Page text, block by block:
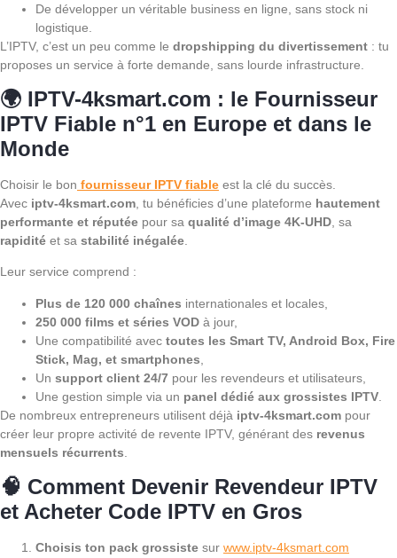
De développer un véritable business en ligne, sans stock ni
logistique.
L’IPTV, c’est un peu comme le dropshipping du divertissement : tu
proposes un service à forte demande, sans lourde infrastructure.
🌍 IPTV-4ksmart.com : le Fournisseur
IPTV Fiable n°1 en Europe et dans le
Monde
Choisir le bon fournisseur IPTV fiable est la clé du succès.
Avec iptv-4ksmart.com , tu bénéficies d’une plateforme hautement
performante et réputée pour sa qualité d’image 4K-UHD , sa
rapidité et sa stabilité inégalée
Leur service comprend :
Plus de 120 000 chaînes internationales et locales,
250 000 films et séries VOD à jour,
Une compatibilité avec toutes les Smart TV, Android Box, Fire
Stick, Mag, et smartphones
Un support client 24/7 pour les revendeurs et utilisateurs,
Une gestion simple via un panel dédié aux grossistes IPTV
De nombreux entrepreneurs utilisent déjà iptv-4ksmart.com pour
créer leur propre activité de revente IPTV, générant des revenus
mensuels récurrents
🧠 Comment Devenir Revendeur IPTV
et Acheter Code IPTV en Gros
Choisis ton pack grossiste sur www.iptv-4ksmart.com